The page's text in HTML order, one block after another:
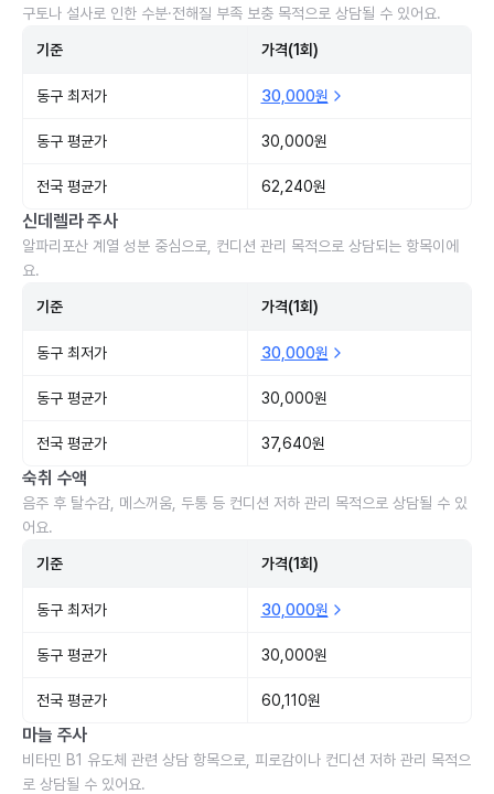
구토나 설사로 인한 수분·전해질 부족 보충 목적으로 상담될 수 있어요.
기준 가격(1회)
동구 최저가 30,000원
동구 평균가 30,000원
전국 평균가 62,240원
신데렐라 주사
알파리포산 계열 성분 중심으로, 컨디션 관리 목적으로 상담되는 항목이에
요.
기준 가격(1회)
동구 최저가 30,000원
동구 평균가 30,000원
전국 평균가 37,640원
숙취 수액
음주 후 탈수감, 메스꺼움, 두통 등 컨디션 저하 관리 목적으로 상담될 수 있
어요.
기준 가격(1회)
동구 최저가 30,000원
동구 평균가 30,000원
전국 평균가 60,110원
마늘 주사
비타민 B1 유도체 관련 상담 항목으로, 피로감이나 컨디션 저하 관리 목적으
로 상담될 수 있어요.